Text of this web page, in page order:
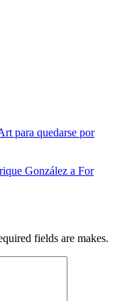
para quedarse por
González a For
fields are makes.